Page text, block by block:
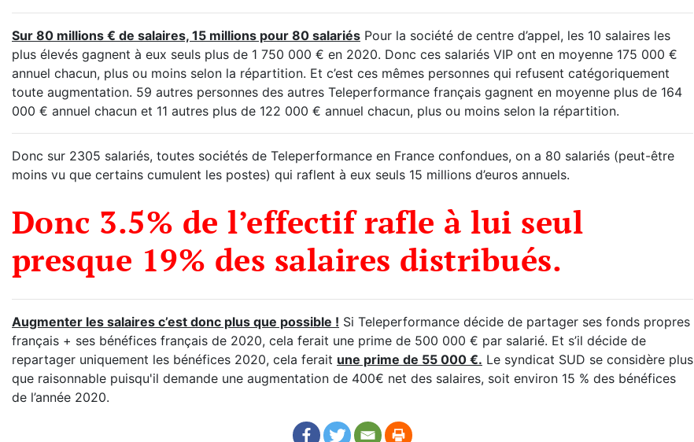
Sur 80 millions € de salaires, 15 millions pour 80 salariés Pour la société de centre d’appel, les 10 salaires les
plus élevés gagnent à eux seuls plus de 1 750 000 € en 2020. Donc ces salariés VIP ont en moyenne 175 000 €
annuel chacun, plus ou moins selon la répartition. Et c’est ces mêmes personnes qui refusent catégoriquement
toute augmentation. 59 autres personnes des autres Teleperformance français gagnent en moyenne plus de 164
000 € annuel chacun et 11 autres plus de 122 000 € annuel chacun, plus ou moins selon la répartition.
Donc sur 2305 salariés, toutes sociétés de Teleperformance en France confondues, on a 80 salariés (peut-être
moins vu que certains cumulent les postes) qui raflent à eux seuls 15 millions d’euros annuels.
Donc 3.5% de l’effectif rafle à lui seul
presque 19% des salaires distribués.
Augmenter les salaires c’est donc plus que possible ! Si Teleperformance décide de partager ses fonds propres
français + ses bénéfices français de 2020, cela ferait une prime de 500 000 € par salarié. Et s’il décide de
repartager uniquement les bénéfices 2020, cela ferait une prime de 55 000 €. Le syndicat SUD se considère plus
que raisonnable puisqu'il demande une augmentation de 400€ net des salaires, soit environ 15 % des bénéfices
de l’année 2020.